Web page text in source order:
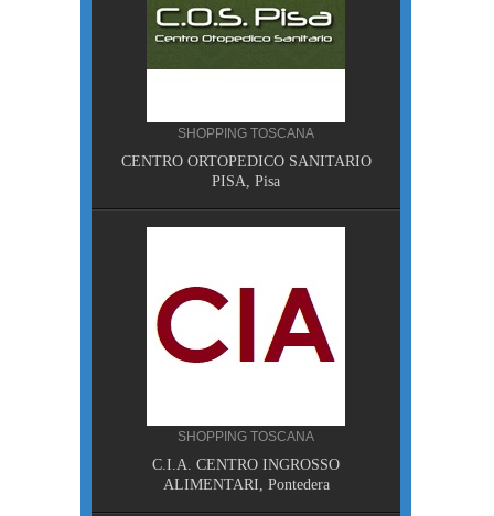
SHOPPING TOSCANA
CENTRO ORTOPEDICO SANITARIO
PISA, Pisa
SHOPPING TOSCANA
C.I.A. CENTRO INGROSSO
ALIMENTARI, Pontedera